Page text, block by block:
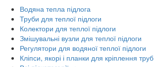
Водяна тепла підлога
Труби для теплої підлоги
Колектори для теплої підлоги
Змішувальні вузли для теплої підлоги
Регулятори для водяної теплої підлоги
Кліпси, якорі і планки для кріплення труб